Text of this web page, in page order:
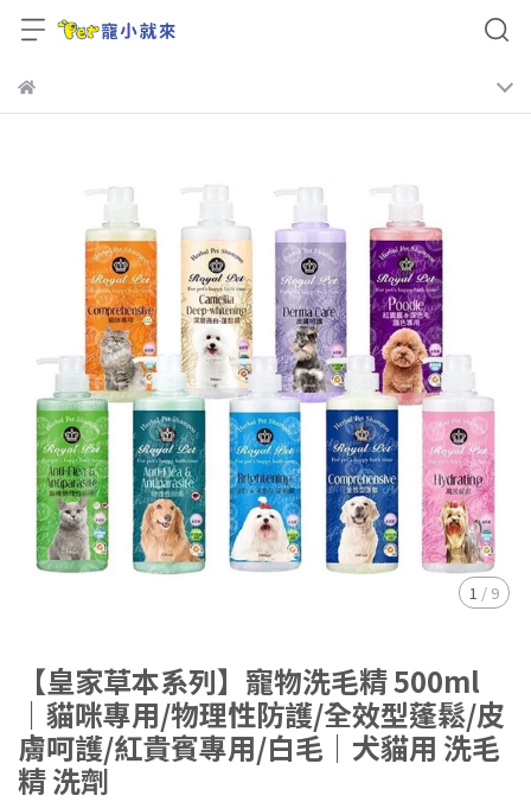
1 / 9
【皇家草本系列】寵物洗毛精 500ml
｜貓咪專用/物理性防護/全效型蓬鬆/皮
膚呵護/紅貴賓專用/白毛｜犬貓用 洗毛
精 洗劑